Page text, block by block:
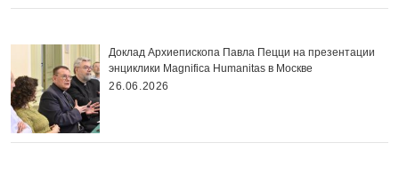
Доклад Архиепископа Павла Пецци на презентации
энциклики Magnifica Нumanitas в Москве
26.06.2026